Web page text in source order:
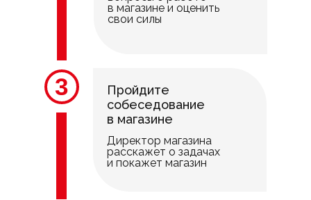
3
в магазине и оценить
свои силы
Директор магазина
расскажет о задачах
и покажет магазин
Пройдите
собеседование
в магазине